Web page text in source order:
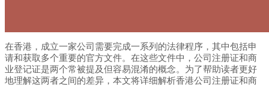
在香港，成立一家公司需要完成一系列的法律程序，其中包括申
请和获取多个重要的官方文件。在这些文件中，公司注册证和商
业登记证是两个常被提及但容易混淆的概念。为了帮助读者更好
地理解这两者之间的差异，本文将详细解析香港公司注册证和商